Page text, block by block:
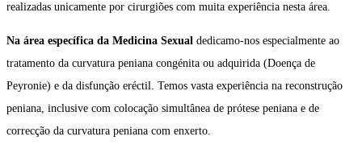
realizadas unicamente por cirurgiões com muita experiência nesta área.
Na área específica da Medicina Sexual dedicamo-nos especialmente ao
tratamento da curvatura peniana congénita ou adquirida (Doença de
Peyronie) e da disfunção eréctil. Temos vasta experiência na reconstrução
peniana, inclusive com colocação simultânea de prótese peniana e de
correcção da curvatura peniana com enxerto.